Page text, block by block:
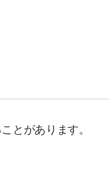
とがあります。